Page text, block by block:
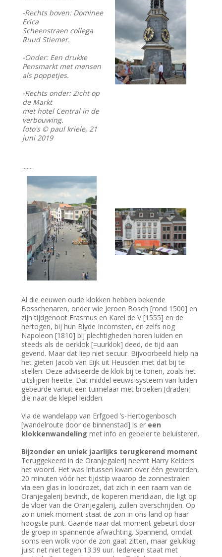
-Rechts boven: Dominee
Erica
Scheenstraen collega
Ruud Stiemer.
-Onder: Een drukke
Pensmarkt met mensen
als poppetjes.
-Rechts onder: Zicht op
de Markt
met hotel Central in de
verbouwing.
foto's © paul kriele, 21
juni 2019
.......
Al die eeuwen oude klokken hebben bekende
Bosschenaren, onder wie Jeroen Bosch [rond 1500] en
zijn tijdgenoot Erasmus en Karel de V [1555] en de
hertogen, bij hun Blyde Incomsten, en zelfs nog
Napoleon [1810] bij plechtigheden horen luiden en
steeds als de oerklok [=uurklok] deed, de tijd aan
gevend. Maar dat liep niet secuur. Bijvoorbeeld hielp na
het gieten Jacob van Eijk uit Heusden met dat bij te
stellen. Deze adviseerde de klok bij te tonen, zoals het
uitslijpen heette. Dat middel eeuws systeem van luiden
gebeurde vanuit een tuimelaar met broeken [draden]
die naar de klepel leidden.
Via de wandelapp van Erfgoed ’s-Hertogenbosch
[wandelroute door de binnenstad] is er een
klokkenwandelingmet info en gebeier te beluisteren.
Bijzonder en uniek jaarlijks terugkerend moment
Teruggekeerd in de Oranjegalerij neemt Harry Kelders
het woord. Het was intussen kwart over één geworden,
20 minuten vóór het tijdstip waarop de zonnestralen
via een glas in loodrozet, dat zich in een raam van de
Oranjegalerij bevindt, de koperen meridiaan, die ligt op
de vloer van die Oranjegalerij, zullen overschrijden. Op
zo'n uniek moment staat de zon in ons land op haar
hoogste punt. Gaande naar dat moment gebeurt door
de groep in spannende afwachting. Spannend, omdat
soms een wolk voor de zon gaat zitten, maar gelukkig
juist net niet tegen 13.39 uur. Iedereen staat met